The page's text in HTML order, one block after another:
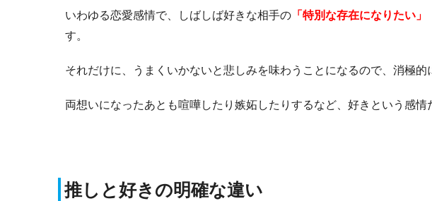
いわゆる恋愛感情で、しばしば好きな相手の 「特別な存在になりたい」
す。
それだけに、うまくいかないと悲しみを味わうことになるので、消極的
両想いになったあとも喧嘩したり嫉妬したりするなど、好きという感情
推しと好きの明確な違い